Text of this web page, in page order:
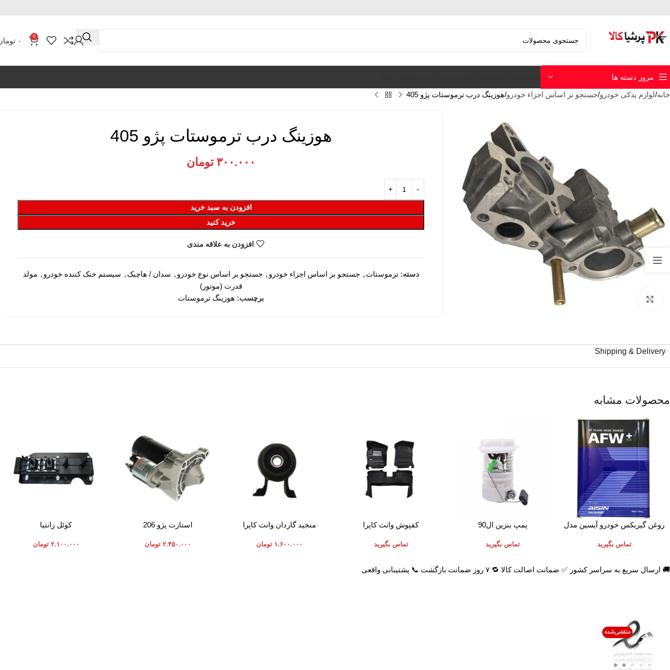
0 ۰
مرور دسته ها
خانه لوازم یدکی خودرو جستجو بر اساس اجزاء خودرو هوزینگ درب ترموستات پژو 405
برای بزرگنمایی کلیک کنید
هوزینگ درب ترموستات پژو 405
۳۰۰.۰۰۰ تومان
افزودن به سبد خرید
خرید کنید
افزودن به علاقه مندی
دسته: ترموستات , جستجو بر اساس اجزاء خودرو , جستجو بر اساس نوع خودرو , سدان / هاچبک , سیستم خنک کننده خودرو , مولد
قدرت (موتور)
برچسب: هوزینگ ترموستات
Shipping & Delivery
محصولات مشابه
اطلاعات بیشتر
روغن گیربکس خودرو آیسین مدل
تماس بگیرید
اطلاعات بیشترپمپ بنزین ال90
تماس بگیرید
اطلاعات بیشترکفپوش وانت کاپرا
تماس بگیرید
افزودن به سبد خرید
منجید گاردان وانت کاپرا
۱.۶۰۰.۰۰۰ تومان
افزودن به سبد خرید
استارت پژو 206
۲.۴۵۰.۰۰۰ تومان
افزودن به سبد خرید
کوئل زانتیا
۲.۱۰۰.۰۰۰ تومان
🚚 ارسال سریع به سراسر کشور ✅ ضمانت اصالت کالا 🔁 ۷ روز ضمانت بازگشت 📞 پشتیبانی واقعی